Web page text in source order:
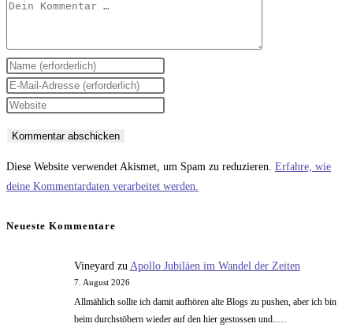
Kommentar
Gib
deinen
Namen
zum
Kommentieren
Gib
deine
Adresse
zum
ein
Gib
URL
ein
Diese Website verwendet Akismet, um Spam zu reduzieren. Erfahre, wie
deine Kommentardaten verarbeitet werden.
Neueste Kommentare
Vineyard zu Apollo Jubiläen im Wandel der Zeiten
7. August 2026
Allmählich sollte ich damit aufhören alte Blogs zu pushen, aber ich bin
beim durchstöbern wieder auf den hier gestossen und..…